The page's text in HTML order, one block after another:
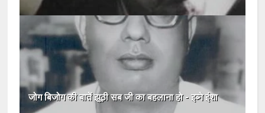
जोग बिजोग की बातें झूठी सब जी का बहलाना हो - इब्ने इंशा